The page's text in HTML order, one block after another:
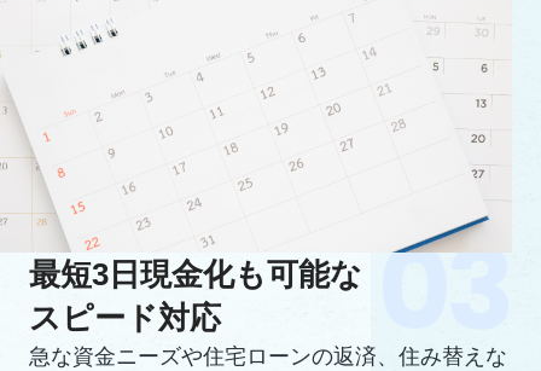
最短3日現金化も可能な
スピード対応
急な資金ニーズや住宅ローンの返済、住み替えな